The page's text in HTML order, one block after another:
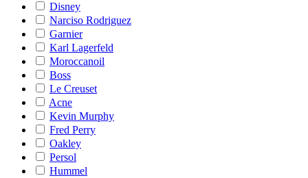
Disney
Narciso Rodriguez
Garnier
Karl Lagerfeld
Moroccanoil
Boss
Le Creuset
Acne
Kevin Murphy
Fred Perry
Oakley
Persol
Hummel